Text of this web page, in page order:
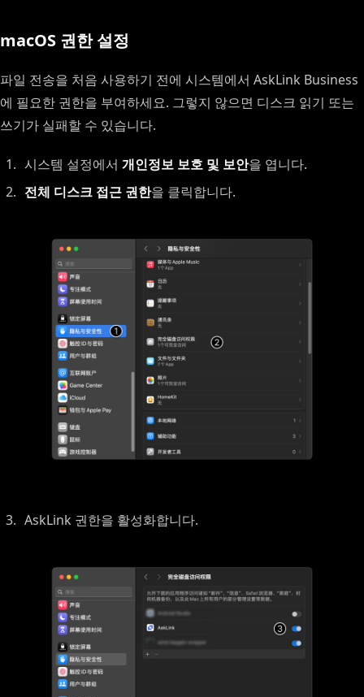
macOS 권한 설정
파일 전송을 처음 사용하기 전에 시스템에서 AskLink Business
에 필요한 권한을 부여하세요. 그렇지 않으면 디스크 읽기 또는
쓰기가 실패할 수 있습니다.
시스템 설정에서 개인정보 보호 및 보안을 엽니다.
전체 디스크 접근 권한을 클릭합니다.
AskLink 권한을 활성화합니다.